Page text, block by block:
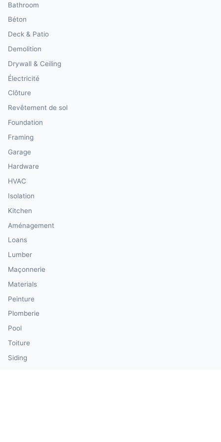
Bathroom
Béton
Deck & Patio
Demolition
Drywall & Ceiling
Électricité
Clôture
Revêtement de sol
Foundation
Framing
Garage
Hardware
HVAC
Isolation
Kitchen
Aménagement
Loans
Lumber
Maçonnerie
Materials
Peinture
Plomberie
Pool
Toiture
Siding